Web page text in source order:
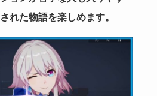
れた物語を楽しめます。